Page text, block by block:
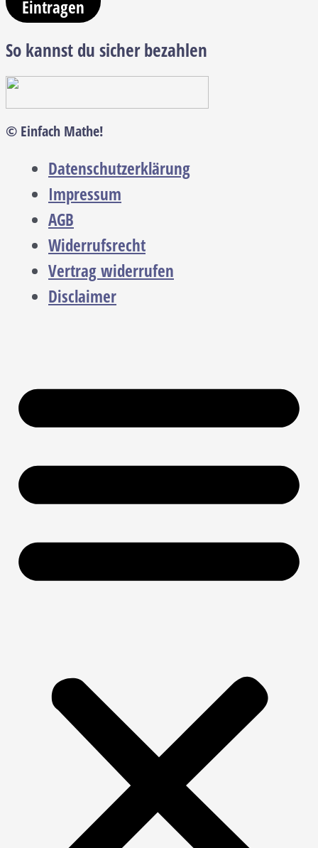
Eintragen
So kannst du sicher bezahlen
© Einfach Mathe!
Datenschutzerklärung
Impressum
AGB
Widerrufsrecht
Vertrag widerrufen
Disclaimer